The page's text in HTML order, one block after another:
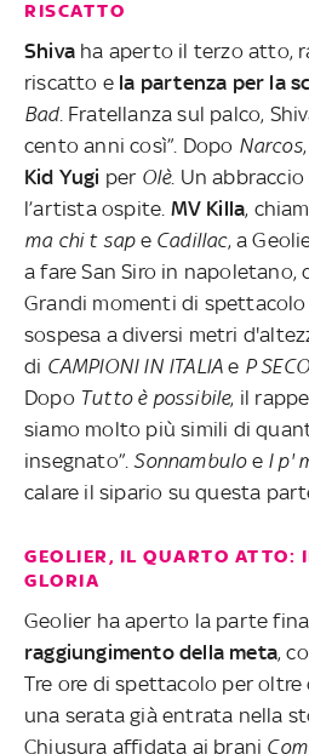
RISCATTO
Shiva ha aperto il terzo atto,
riscatto e la partenza per la
Bad. Fratellanza sul palco,
cento anni così”. Dopo Narcos
Kid Yugi per Olè. Un
l’artista ospite. MV Killa,
ma chi t sape Cadillac, a
a fare San Siro in napoletano,
Grandi momenti di
sospesa a diversi metri
di CAMPIONI IN ITALIAe P
Dopo Tutto è possibile, il
siamo molto più simili di
insegnato”.Sonnambuloe I p'
calare il sipario su questa
GEOLIER, IL QUARTO ATTO:
GLORIA
Geolier ha aperto la parte
raggiungimento della meta,
Tre ore di spettacolo per
una serata già entrata nella
Chiusura affidata ai brani